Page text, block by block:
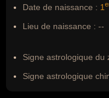
Erreurs d'écriture : --
Date de naissance : 1
Lieu de naissance : --
Signe astrologique du
Signe astrologique